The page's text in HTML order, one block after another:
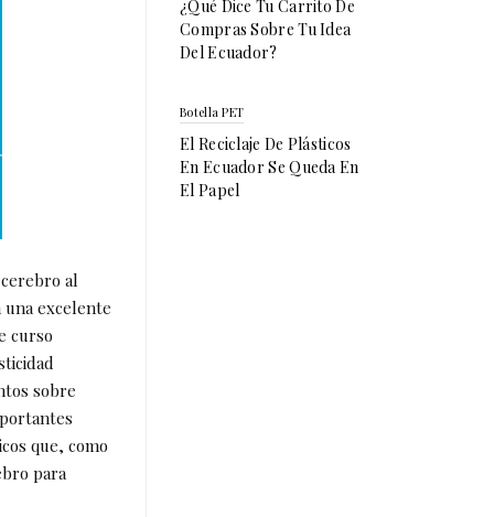
al
una excelente
curso
sobre
que, como
para
¿Qué Dice Tu Carrito De
Compras Sobre Tu Idea
Del Ecuador?
Botella PET
El Reciclaje De Plásticos
En Ecuador Se Queda En
El Papel